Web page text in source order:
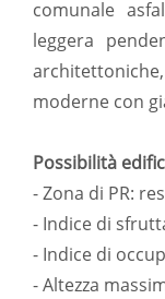
comunale
leggera
moderne con
Possibilità
- Zona di PR:
- Indice di
- Indice di
- Altezza